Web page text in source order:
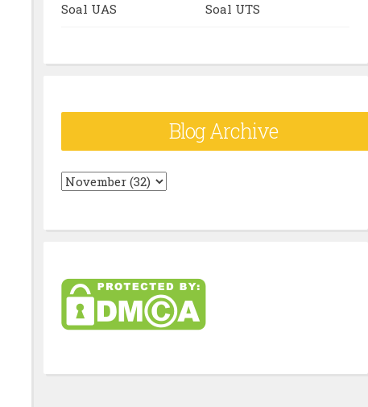
Soal UAS Soal UTS
Blog Archive